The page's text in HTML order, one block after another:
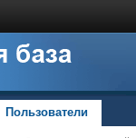
Пользователи